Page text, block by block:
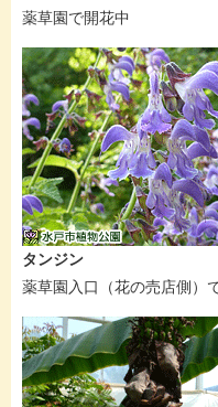
薬草園で開花中
タンジン
薬草園入口（花の売店側）